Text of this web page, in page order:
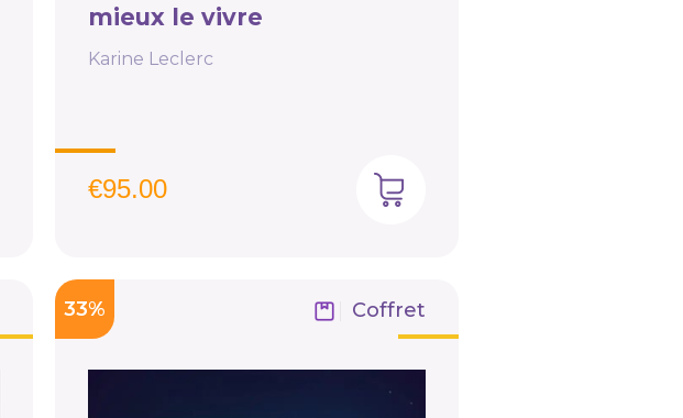
mieux le vivre
Karine Leclerc
€95.00
33% Coffret